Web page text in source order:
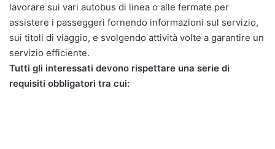
lavorare sui vari autobus di linea o alle fermate per
assistere i passeggeri fornendo informazioni sul servizio,
sui titoli di viaggio, e svolgendo attività volte a garantire un
servizio efficiente.
Tutti gli interessati devono rispettare una serie di
requisiti obbligatori tra cui: